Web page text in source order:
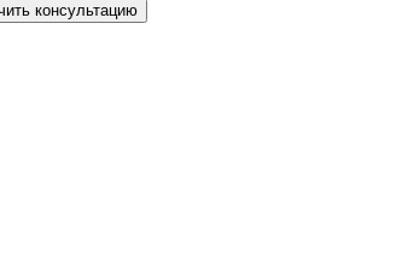
консультацию